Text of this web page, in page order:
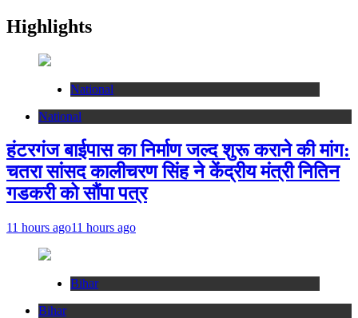
Highlights
National
National
हंटरगंज बाईपास का निर्माण जल्द शुरू कराने की मांग:
चतरा सांसद कालीचरण सिंह ने केंद्रीय मंत्री नितिन
गडकरी को सौंपा पत्र
11 hours ago11 hours ago
Bihar
Bihar